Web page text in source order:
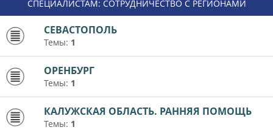
СПЕЦИАЛИСТАМ: СОТРУДНИЧЕСТВО С РЕГИОНАМИ
СЕВАСТОПОЛЬ
Темы: 1
ОРЕНБУРГ
Темы: 1
КАЛУЖСКАЯ ОБЛАСТЬ. РАННЯЯ ПОМОЩЬ
Темы: 1